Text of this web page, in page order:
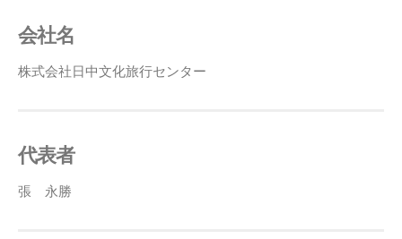
会社名
株式会社日中文化旅行センター
代表者
張 永勝